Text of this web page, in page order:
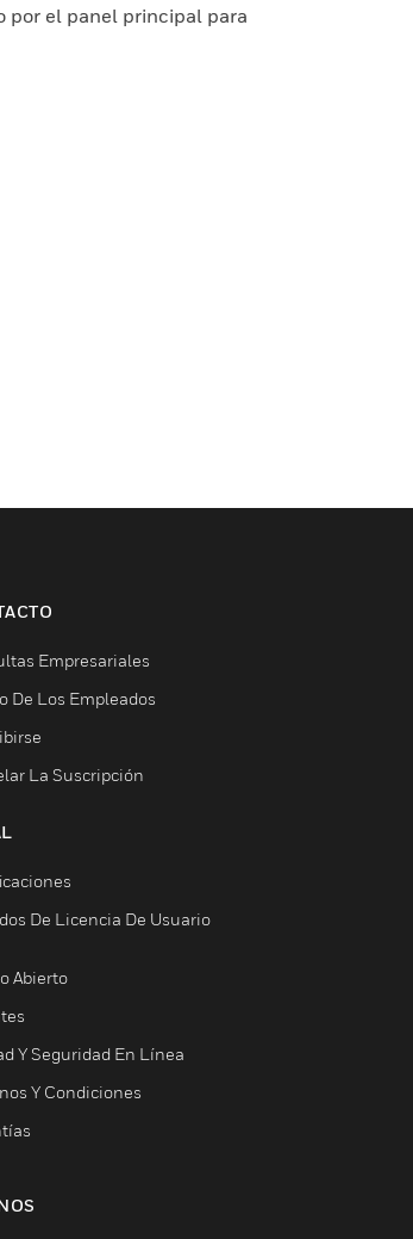
por el panel principal para
Empresariales
De Los Empleados
La Suscripción
De Licencia De Usuario
Abierto
Y Seguridad En Línea
Y Condiciones